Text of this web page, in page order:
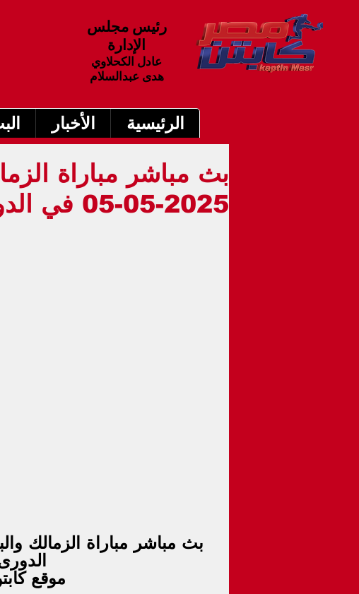
رئيس مجلس
الإدارة
عادل الكحلاوي
هدى عبدالسلام
الرئيسية الأخبار
بث مباشر مباراة
2025-05-05 في الدورى المصرى 8م
موقع